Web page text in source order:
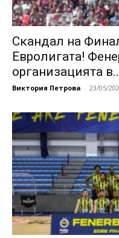
Скандал на
Евролигата!
организацията
Виктория Петрова - 23/05/